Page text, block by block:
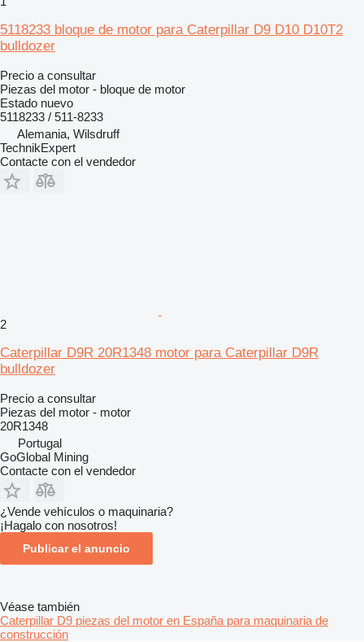
5118233 bloque de motor para Caterpillar D9 D10 D10T2
bulldozer
Precio a consultar
Piezas del motor - bloque de motor
Estado nuevo
5118233 / 511-8233
Alemania, Wilsdruff
TechnikExpert
Contacte con el vendedor
2
Caterpillar D9R 20R1348 motor para Caterpillar D9R
bulldozer
Precio a consultar
Piezas del motor - motor
20R1348
Portugal
GoGlobal Mining
Contacte con el vendedor
¿Vende vehículos o maquinaria?
¡Hagalo con nosotros!
Publicar el anuncio
Véase también
Caterpillar D9 piezas del motor en España para maquinaria de
construcción